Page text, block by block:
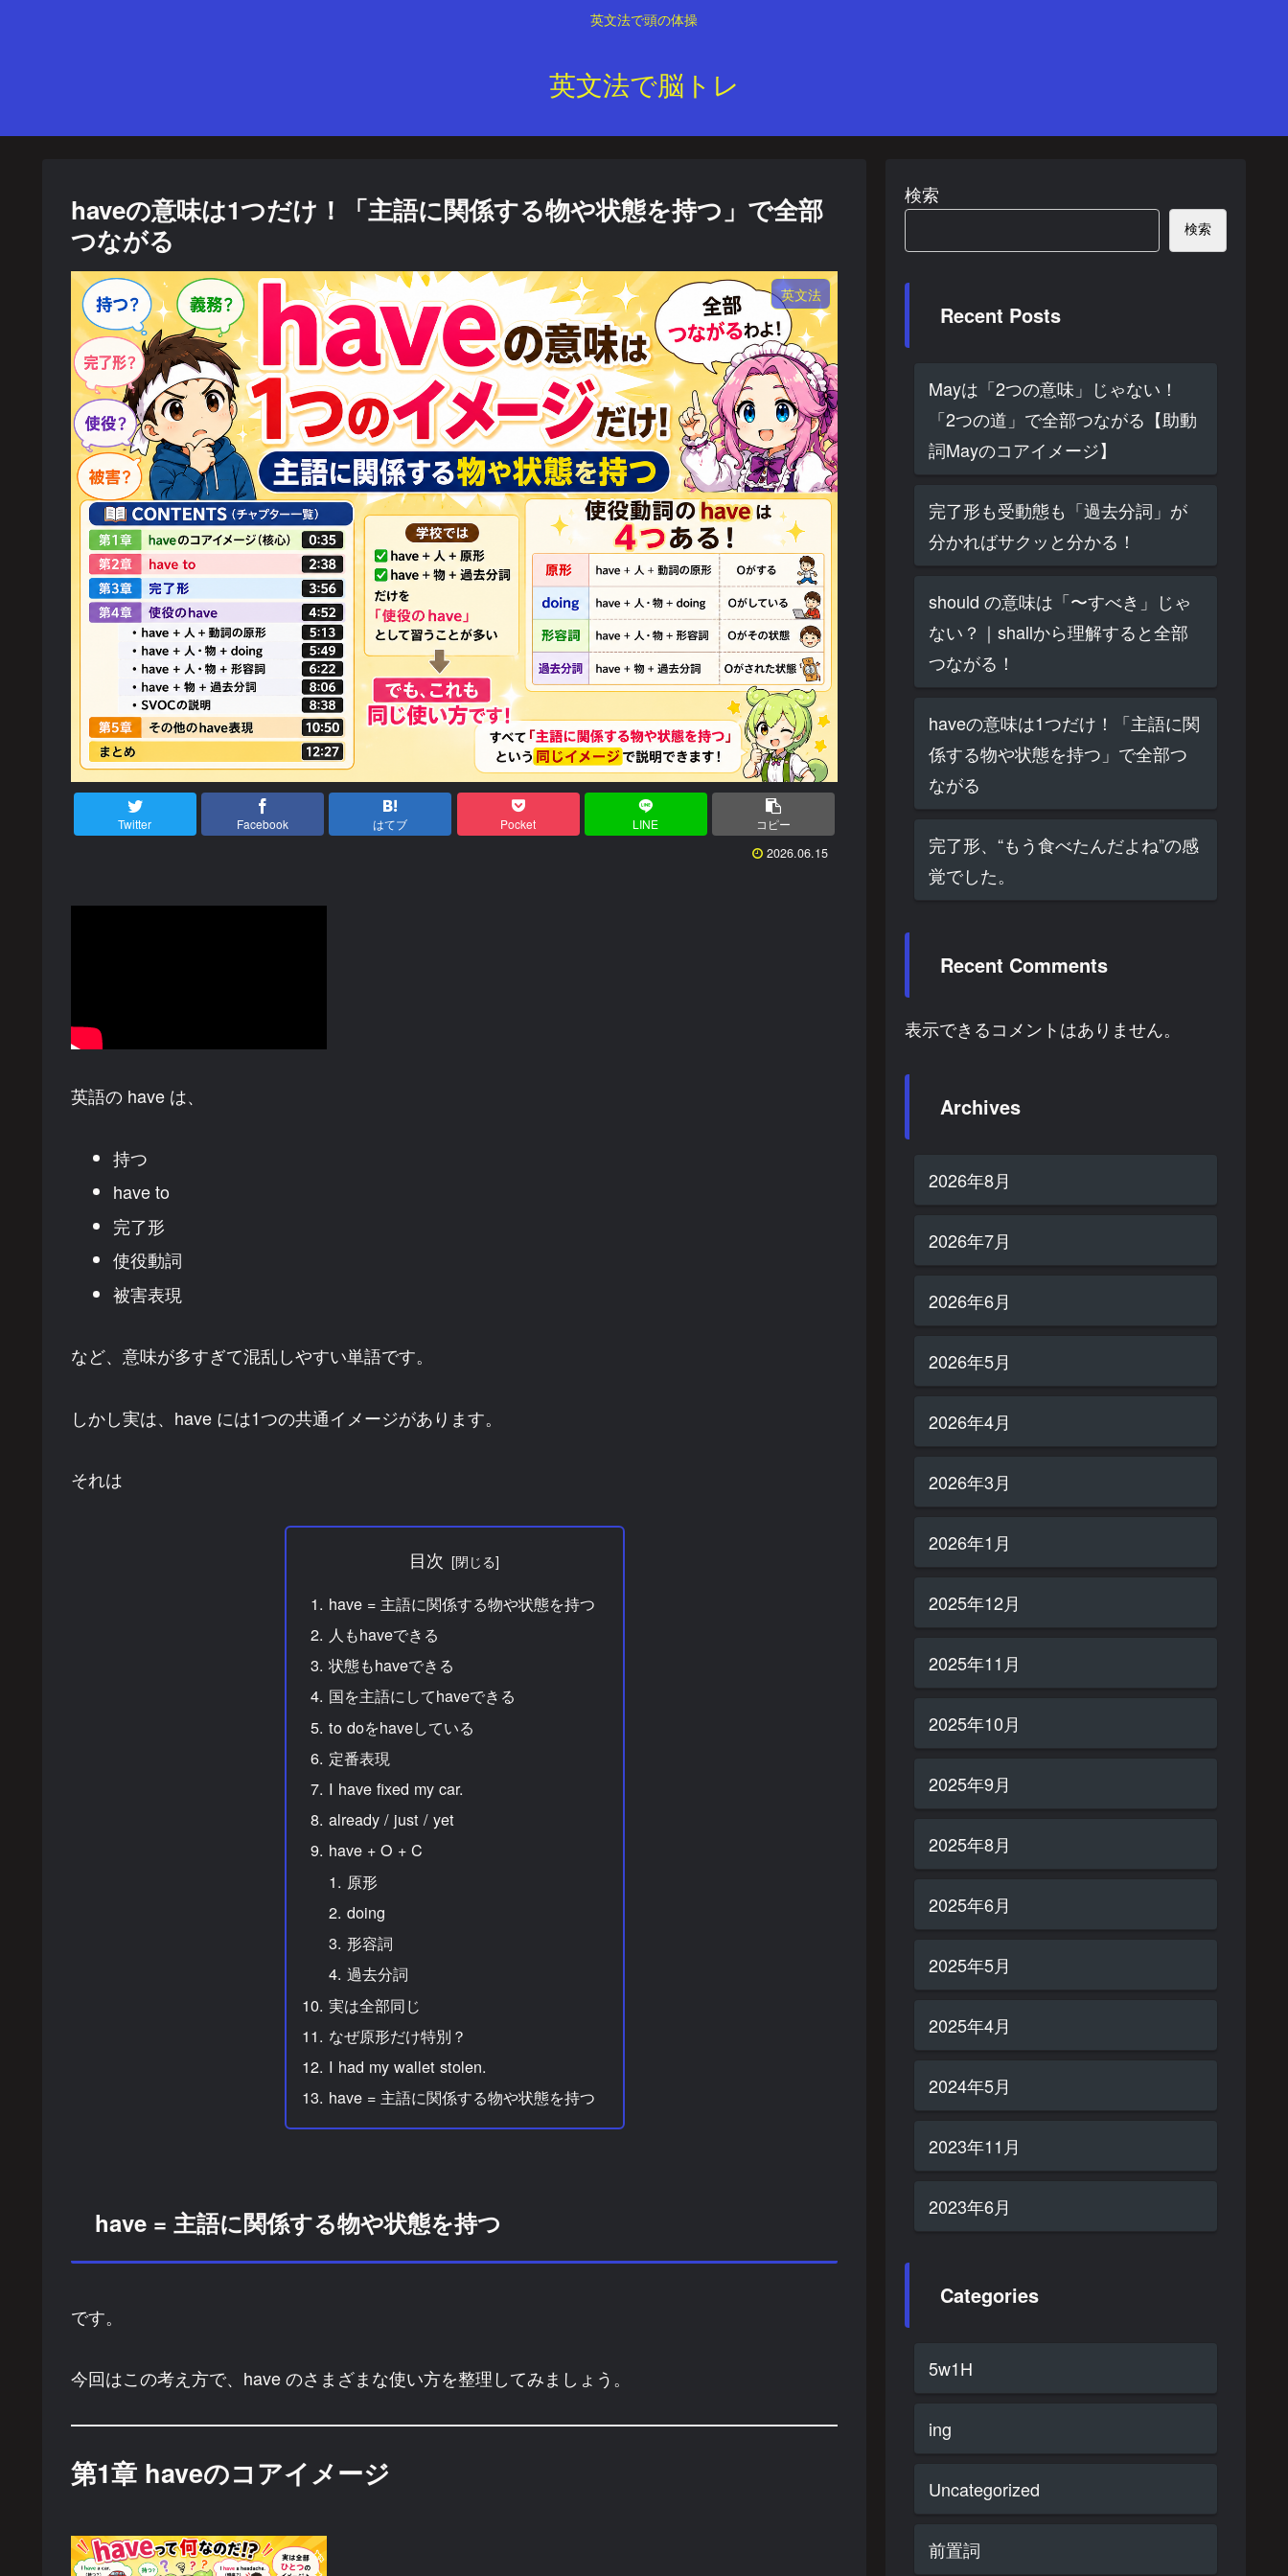
英文法で頭の体操
英文法で脳トレ
haveの意味は1つだけ！「主語に関係する物や状態を持つ」で全部
つながる
英文法
Twitter Facebook はてブ Pocket LINE コピー
2026.06.15
英語の have は、
持つ
have to
完了形
使役動詞
被害表現
など、意味が多すぎて混乱しやすい単語です。
しかし実は、have には1つの共通イメージがあります。
それは
目次
have = 主語に関係する物や状態を持つ
人もhaveできる
状態もhaveできる
国を主語にしてhaveできる
to doをhaveしている
定番表現
I have fixed my car.
already / just / yet
have + O + C
原形
doing
形容詞
過去分詞
実は全部同じ
なぜ原形だけ特別？
I had my wallet stolen.
have = 主語に関係する物や状態を持つ
have = 主語に関係する物や状態を持つ
です。
今回はこの考え方で、have のさまざまな使い方を整理してみましょう。
第1章 haveのコアイメージ
検索
検索
Recent Posts
Mayは「2つの意味」じゃない！
「2つの道」で全部つながる【助動
詞Mayのコアイメージ】
完了形も受動態も「過去分詞」が
分かればサクッと分かる！
should の意味は「〜すべき」じゃ
ない？｜shallから理解すると全部
つながる！
haveの意味は1つだけ！「主語に関
係する物や状態を持つ」で全部つ
ながる
完了形、“もう食べたんだよね”の感
覚でした。
Recent Comments
表示できるコメントはありません。
Archives
2026年8月
2026年7月
2026年6月
2026年5月
2026年4月
2026年3月
2026年1月
2025年12月
2025年11月
2025年10月
2025年9月
2025年8月
2025年6月
2025年5月
2025年4月
2024年5月
2023年11月
2023年6月
Categories
5w1H
ing
Uncategorized
前置詞